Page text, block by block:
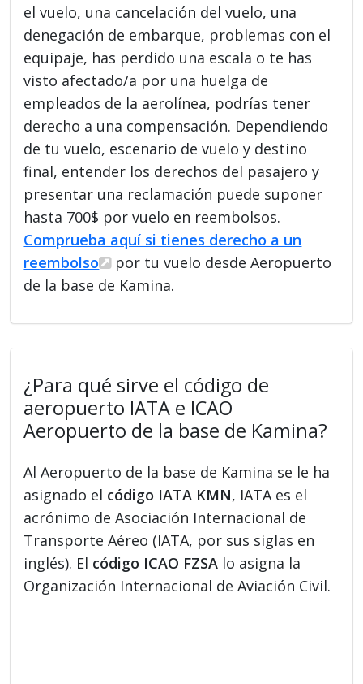
el vuelo, una cancelación del vuelo, una
denegación de embarque, problemas con el
equipaje, has perdido una escala o te has
visto afectado/a por una huelga de
empleados de la aerolínea, podrías tener
derecho a una compensación. Dependiendo
de tu vuelo, escenario de vuelo y destino
final, entender los derechos del pasajero y
presentar una reclamación puede suponer
hasta 700$ por vuelo en reembolsos.
Comprueba aquí si tienes derecho a un
reembolso
por tu vuelo desde Aeropuerto
de la base de Kamina.
¿Para qué sirve el código de
aeropuerto IATA e ICAO
Aeropuerto de la base de Kamina?
Al Aeropuerto de la base de Kamina se le ha
asignado el código IATA KMN, IATA es el
acrónimo de Asociación Internacional de
Transporte Aéreo (IATA, por sus siglas en
inglés). El código ICAO FZSA lo asigna la
Organización Internacional de Aviación Civil.